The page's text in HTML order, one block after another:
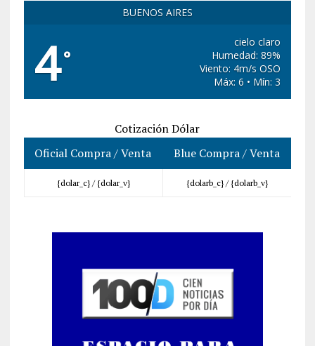
BUENOS AIRES
4°
cielo claro
Humedad: 89%
Viento: 4m/s OSO
Máx: 6 • Mín: 3
Cotización Dólar
Oficial Compra / Venta
Blue Compra / Venta
{dolar_c} / {dolar_v} {dolarb_c} / {dolarb_v}